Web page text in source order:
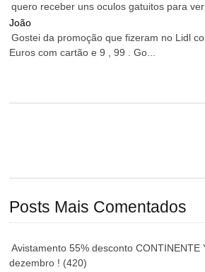
quero receber uns oculos gatuitos para
João
Gostei da promoção que fizeram no Lidl
Euros com cartão e 9 , 99 . Go...
Posts Mais Comentados
Avistamento 55% desconto CONTINENTE
dezembro ! (420)